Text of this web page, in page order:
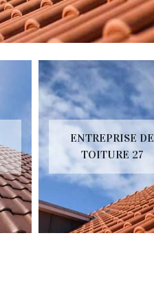
ENTREPRISE DE
TOITURE 27